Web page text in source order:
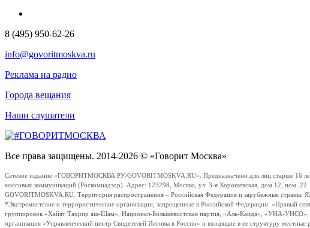
8 (495) 950-62-26
info@govoritmoskva.ru
Реклама на радио
Города вещания
Наши слушатели
Все права защищены. 2014-2026 © «Говорит Москва»
Сетевое издание «ГОВОРИТМОСКВА.РУ/GOVORITMOSKVA.RU». Предназначено для лиц старше 16
массовых коммуникаций (Роскомнадзор). Адрес: 123298, Москва, ул. 3-я Хорошевская, дом 12, пом.
GOVORITMOSKVA.RU. Территория распространения – Российская Федерация и зарубежные
*Экстремистские и террористические организации, запрещенные в Российской Федерации:
группировок «Хайят Тахрир аш-Шам», Национал-Большевистская партия, «Аль-Каида», «УНА-УНСО»,
организация «Управленческий центр Свидетелей Иеговы в России» и входящие в ее структуру местные